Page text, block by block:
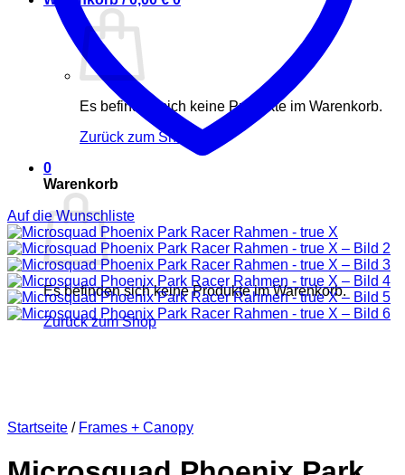
Es befinden sich keine Produkte im Warenkorb.
Zurück zum Shop
0
Warenkorb
Es befinden sich keine Produkte im Warenkorb.
Zurück zum Shop
Auf die Wunschliste
Startseite / Frames + Canopy